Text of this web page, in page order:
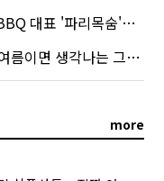
표 '파리목숨'된 이유
면 생각나는 그 노래
more